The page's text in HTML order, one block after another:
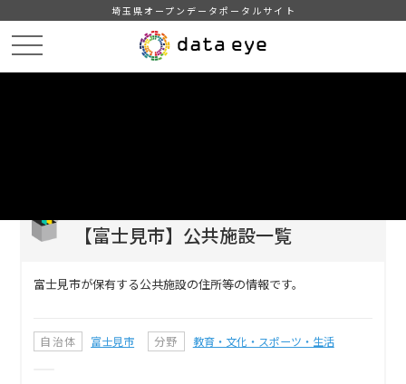
埼玉県オープンデータポータルサイト
【富士見市】公共施設一覧
富士見市が保有する公共施設の住所等の情報です。
自治体 富士見市 分野 教育・文化・スポーツ・生活